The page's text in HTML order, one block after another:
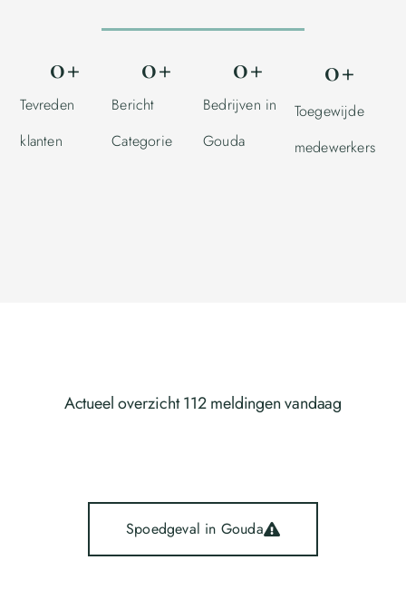
Tevreden
klanten
0+
Bericht
Categorie
0+
Bedrijven in
Gouda
0+
Toegewijde
medewerkers
0+
Actueel overzicht 112 meldingen vandaag
Spoedgeval in Gouda